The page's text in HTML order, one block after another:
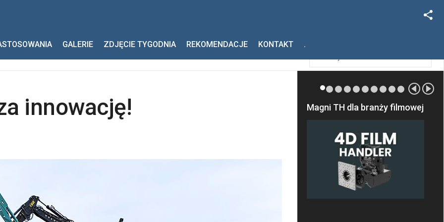
GALERIE ZDJĘCIE TYGODNIA REKOMENDACJE KONTAKT .
innowację! Magni TH dla branży filmowej